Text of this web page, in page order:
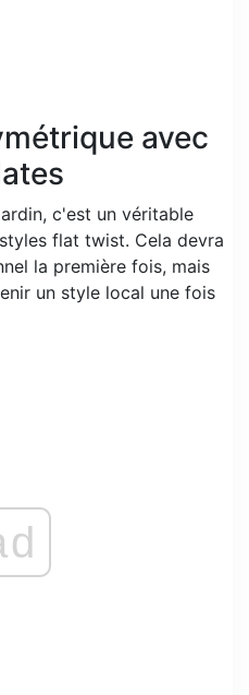
avec
c'est un véritable
flat twist. Cela devra
la première fois, mais
un style local une fois